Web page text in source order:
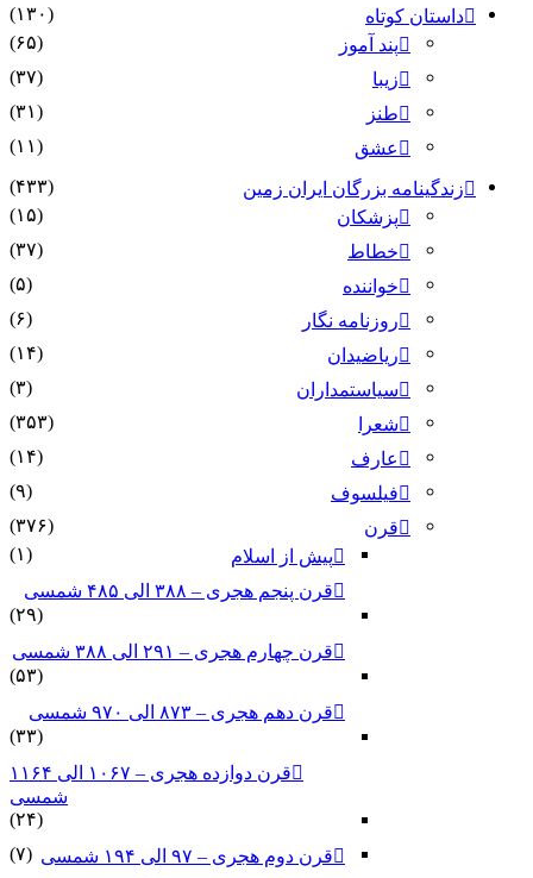
داستان کوتاه
(۱۳۰)
پند آموز
(۶۵)
زیبا
(۳۷)
طنز
(۳۱)
عشق
(۱۱)
زندگینامه بزرگان ایران زمین
(۴۳۳)
پزشکان
(۱۵)
خطاط
(۳۷)
خواننده
(۵)
روزنامه نگار
(۶)
ریاضیدان
(۱۴)
سیاستمداران
(۳)
شعرا
(۳۵۳)
عارف
(۱۴)
فیلسوف
(۹)
قرن
(۳۷۶)
پیش از اسلام
(۱)
قرن پنجم هجری – ۳۸۸ الی ۴۸۵ شمسی
(۲۹)
قرن چهارم هجری – ۲۹۱ الی ۳۸۸ شمسی
(۵۳)
قرن دهم هجری – ۸۷۳ الی ۹۷۰ شمسی
(۳۳)
قرن دوازده هجری – ۱۰۶۷ الی ۱۱۶۴
شمسی
(۲۴)
قرن دوم هجری – ۹۷ الی ۱۹۴ شمسی
(۷)